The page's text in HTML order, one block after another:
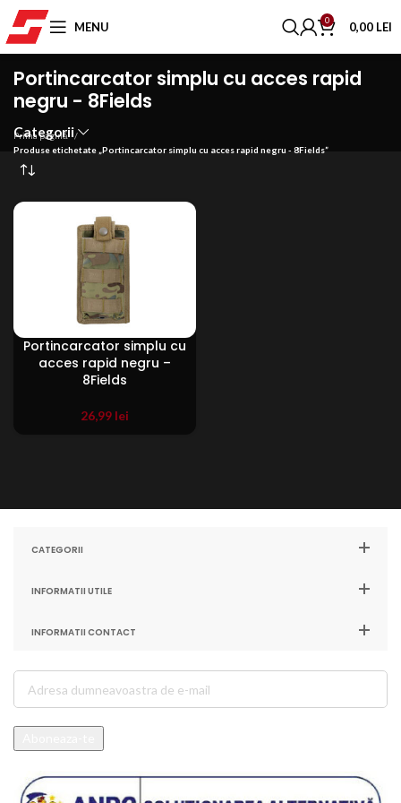
MENU 0 0,00 LEI
Portincarcator simplu cu acces rapid
negru - 8Fields
Categorii
Prima pagină
Produse etichetate „Portincarcator simplu cu acces rapid negru - 8Fields”
Portincarcator simplu cu
acces rapid negru –
8Fields
26,99 lei
CATEGORII
INFORMATII UTILE
INFORMATII CONTACT